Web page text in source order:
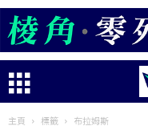
主頁 標籤 布拉姆斯